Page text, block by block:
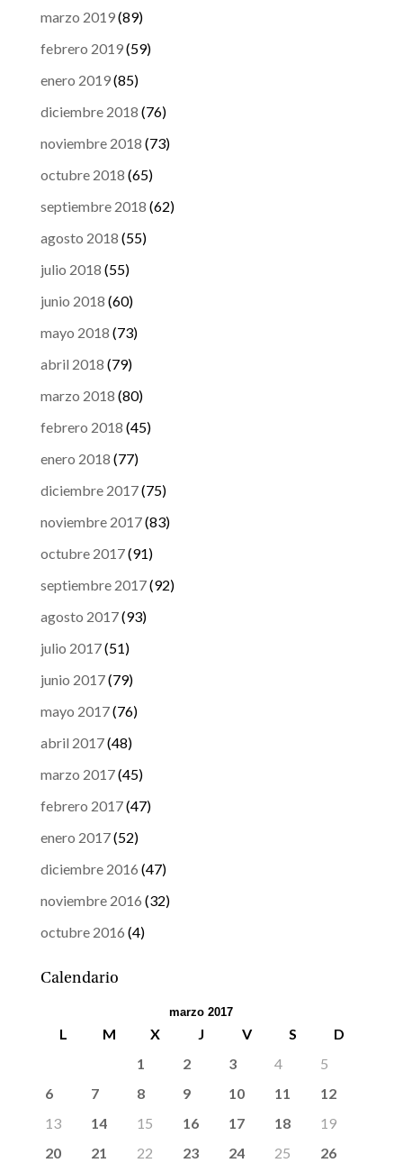
marzo 2019(89)
febrero 2019(59)
enero 2019(85)
diciembre 2018 (76)
noviembre 2018 (73)
octubre 2018 (65)
septiembre 2018 (62)
agosto 2018 (55)
julio 2018 (55)
junio 2018 (60)
mayo 2018 (73)
abril 2018 (79)
marzo 2018 (80)
febrero 2018 (45)
enero 2018 (77)
diciembre 2017(75)
noviembre 2017(83)
octubre 2017(91)
septiembre 2017(92)
agosto 2017(93)
julio 2017(51)
junio 2017(79)
mayo 2017(76)
abril 2017(48)
marzo 2017(45)
febrero 2017(47)
enero 2017(52)
diciembre 2016 (47)
noviembre 2016 (32)
octubre 2016 (4)
Calendario
marzo 2017
L M X J V S
D
1
2 3 4
5
6
7 8 9 10 11
12
13
14 15 16 17 18
19
20
21 22 23 24 25
26